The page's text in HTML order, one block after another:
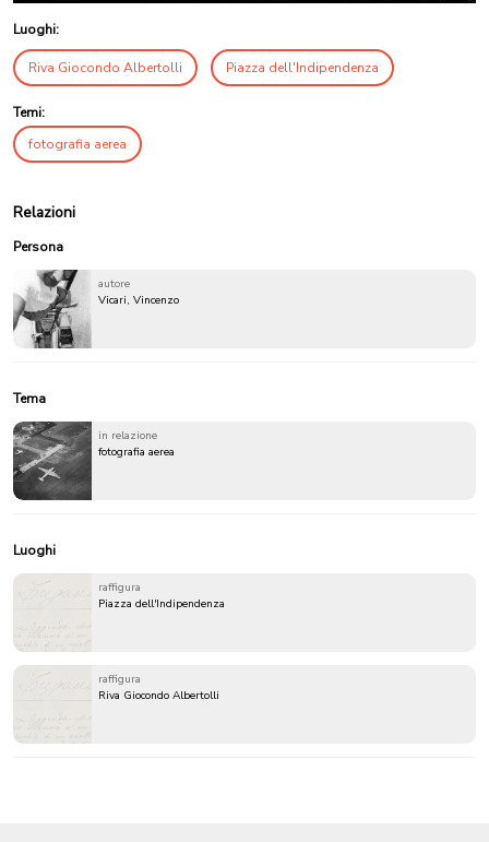
Luoghi:
Riva Giocondo Albertolli Piazza dell'Indipendenza
Temi:
fotografia aerea
Relazioni
Persona
autore
Vicari, Vincenzo
Tema
in relazione
fotografia aerea
Luoghi
raffigura
Piazza dell'Indipendenza
raffigura
Riva Giocondo Albertolli